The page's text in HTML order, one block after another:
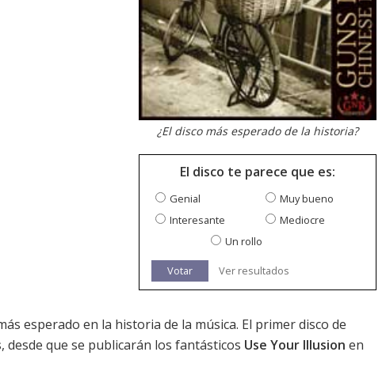
¿El disco más esperado de la historia?
El disco te parece que es:
Genial
Muy bueno
Interesante
Mediocre
Un rollo
Votar Ver resultados
esperado en la historia de la música. El primer disco de
, desde que se publicarán los fantásticos Use Your Illusion en